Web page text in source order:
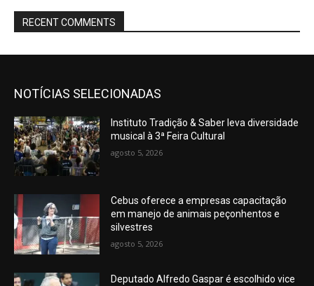
RECENT COMMENTS
NOTÍCIAS SELECIONADAS
Instituto Tradição & Saber leva diversidade
musical à 3ª Feira Cultural
agosto 5, 2026
Cebus oferece a empresas capacitação
em manejo de animais peçonhentos e
silvestres
agosto 5, 2026
Deputado Alfredo Gaspar é escolhido vice